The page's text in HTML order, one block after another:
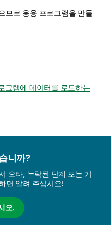
므로 응용 프로그램을 만들
그램에 데이터를 로드하는
니까?
오타, 누락된 단계 또는 기
면 알려 주십시오!
오.